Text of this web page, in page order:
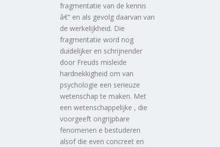
fragmentatie van de kennis
â€“ en als gevolg daarvan van
de werkelijkheid. Die
fragmentatie word nog
duidelijker en schrijnender
door Freuds misleide
hardnekkigheid om van
psychologie een serieuze
wetenschap te maken. Met
een wetenschappelijke , die
voorgeeft ongrijpbare
fenomenen e bestuderen
alsof die even concreet en